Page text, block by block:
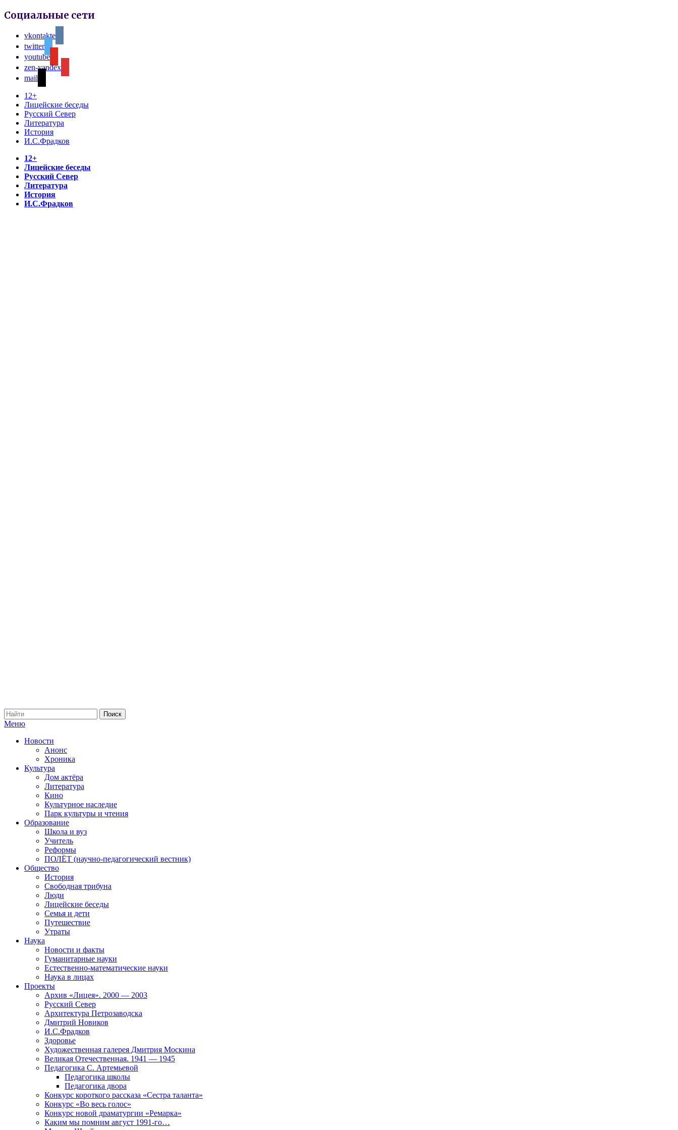
Социальные сети
vkontakte
twitter
youtube
zen-yandex
mail
12+
Лицейские беседы
Русский Север
Литература
История
И.С.Фрадков
12+
Лицейские беседы
Русский Север
Литература
История
И.С.Фрадков
Меню
Новости
Анонс
Хроника
Культура
Дом актёра
Литература
Кино
Культурное наследие
Парк культуры и чтения
Образование
Школа и вуз
Учитель
Реформы
ПОЛЁТ (научно-педагогический вестник)
Общество
История
Свободная трибуна
Люди
Лицейские беседы
Семья и дети
Путешествие
Утраты
Наука
Новости и факты
Гуманитарные науки
Естественно-математические науки
Наука в лицах
Проекты
Архив «Лицея». 2000 — 2003
Русский Север
Архитектура Петрозаводска
Дмитрий Новиков
И.С.Фрадков
Здоровье
Художественная галерея Дмитрия Москина
Великая Отечественная. 1941 — 1945
Педагогика С. Артемьевой
Педагогика школы
Педагогика двора
Конкурс короткого рассказа «Сестра таланта»
Конкурс «Во весь голос»
Конкурс новой драматургии «Ремарка»
Каким мы помним август 1991-го…